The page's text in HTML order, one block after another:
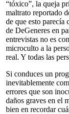
“tóxico”, la queja
maltrato reportado
de que esto parecía
de DeGeneres en
entrevistas no es
microculto a la
real. Y todas las
Si conduces un
inevitablemente
errores que son
daños graves en el
bien en recordar